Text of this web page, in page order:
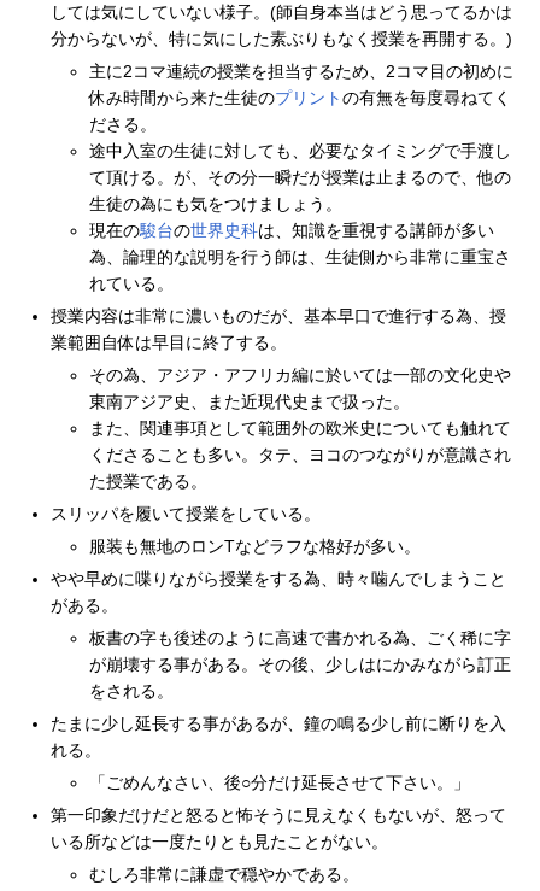
しては気にしていない様子。(師自身本当はどう思ってるかは
分からないが、特に気にした素ぶりもなく授業を再開する。)
主に2コマ連続の授業を担当するため、2コマ目の初めに
休み時間から来た生徒のプリントの有無を毎度尋ねてく
ださる。
途中入室の生徒に対しても、必要なタイミングで手渡し
て頂ける。が、その分一瞬だが授業は止まるので、他の
生徒の為にも気をつけましょう。
現在の駿台の世界史科は、知識を重視する講師が多い
為、論理的な説明を行う師は、生徒側から非常に重宝さ
れている。
授業内容は非常に濃いものだが、基本早口で進行する為、授
業範囲自体は早目に終了する。
その為、アジア・アフリカ編に於いては一部の文化史や
東南アジア史、また近現代史まで扱った。
また、関連事項として範囲外の欧米史についても触れて
くださることも多い。タテ、ヨコのつながりが意識され
た授業である。
スリッパを履いて授業をしている。
服装も無地のロンTなどラフな格好が多い。
やや早めに喋りながら授業をする為、時々噛んでしまうこと
がある。
板書の字も後述のように高速で書かれる為、ごく稀に字
が崩壊する事がある。その後、少しはにかみながら訂正
をされる。
たまに少し延長する事があるが、鐘の鳴る少し前に断りを入
れる。
「ごめんなさい、後○分だけ延長させて下さい。」
第一印象だけだと怒ると怖そうに見えなくもないが、怒って
いる所などは一度たりとも見たことがない。
むしろ非常に謙虚で穏やかである。